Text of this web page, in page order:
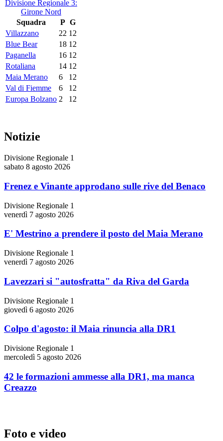
Divisione Regionale 3:
Girone Nord
Squadra
P G
Villazzano
22 12
Blue Bear
18 12
Paganella
16 12
Rotaliana
14 12
Maia Merano
6
12
Val di Fiemme
6
12
Europa Bolzano 2 12
Notizie
Divisione Regionale 1
sabato 8 agosto 2026
Frenez e Vinante approdano sulle rive del Benaco
Divisione Regionale 1
venerdì 7 agosto 2026
E' Mestrino a prendere il posto del Maia Merano
Divisione Regionale 1
venerdì 7 agosto 2026
Lavezzari si "autosfratta" da Riva del Garda
Divisione Regionale 1
giovedì 6 agosto 2026
Colpo d'agosto: il Maia rinuncia alla DR1
Divisione Regionale 1
mercoledì 5 agosto 2026
42 le formazioni ammesse alla DR1, ma manca
Creazzo
Foto e video